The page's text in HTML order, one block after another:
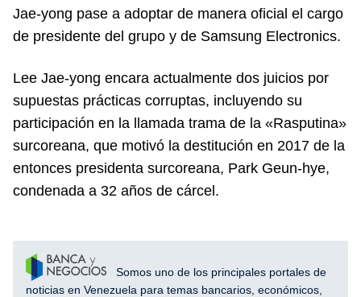
Jae-yong pase a adoptar de manera oficial el cargo
de presidente del grupo y de Samsung Electronics.
Lee Jae-yong encara actualmente dos juicios por
supuestas prácticas corruptas, incluyendo su
participación en la llamada trama de la «Rasputina»
surcoreana, que motivó la destitución en 2017 de la
entonces presidenta surcoreana, Park Geun-hye,
condenada a 32 años de cárcel.
Somos uno de los principales portales de
noticias en Venezuela para temas bancarios, económicos,